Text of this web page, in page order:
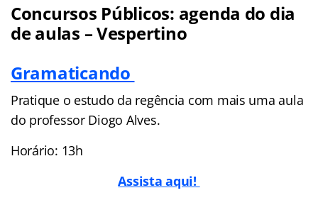
Concursos Públicos: agenda do dia
de aulas – Vespertino
Gramaticando
Pratique o estudo da regência com mais uma aula
do professor Diogo Alves.
Horário: 13h
Assista aqui!